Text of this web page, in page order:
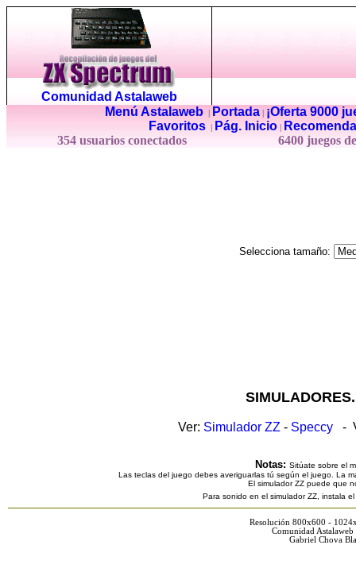
Comunidad Astalaweb
Menú Astalaweb| Portada|
¡Oferta 9000
Favoritos
Pág. Inicio
354 usuarios conectados
6400 juegos
Selecciona tamaño:
Ver: Simulador ZZ - Speccy -
Notas: Sitúate sobre el
Las teclas del juego debes averiguarlas tú según el juego. La
El simulador ZZ puede que
Para sonido en el simulador ZZ, instala
Resolución 800x600 -
Comunidad
Gabriel Chova